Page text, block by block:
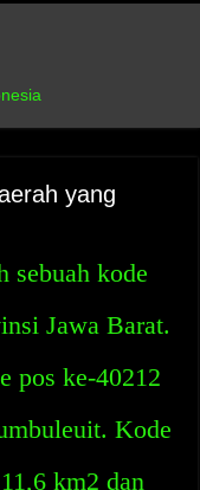
yang
sebuah kode
Jawa Barat.
pos ke-40212
Kode
km2 dan